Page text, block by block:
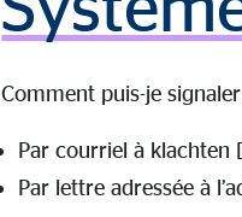
Comment puis-je
Par courriel à klachten
Par lettre adressée à